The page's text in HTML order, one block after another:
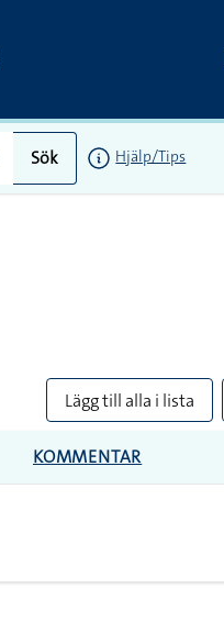
Sök Hjälp/Tips
Lägg till alla i lista
KOMMENTAR